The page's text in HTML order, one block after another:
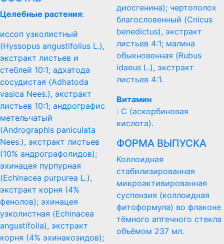
Целебные растения:
иссоп узколистный
(Hyssopus angustifolius L.),
экстракт листьев и
стеблей 10:1; адхатода
сосудистая (Adhatoda
vasica Nees.), экстракт
листьев 10:1; андрографис
метельчатый
(Andrographis paniculata
Nees.), экстракт листьев
(10% андрографолидов);
эхинацея пурпурная
(Echinacea purpurea L.),
экстракт корня (4%
фенолов); эхинацея
узколистная (Echinacea
angustifolia), экстракт
корня (4% эхинакозидов);
диосгенина); чертополох
благословенный (Cnicus
benedictus), экстракт
листьев 4:1; малина
обыкновенная (Rubus
idaeus L.), экстракт
листьев 4:1.
Витамин
: С (аскорбиновая
кислота).
ФОРМА ВЫПУСКА
Коллоидная
стабилизированная
микроактивированная
суспензия (коллоидная
фитоформула) во флаконе
тёмного аптечного стекла
объёмом 237 мл.